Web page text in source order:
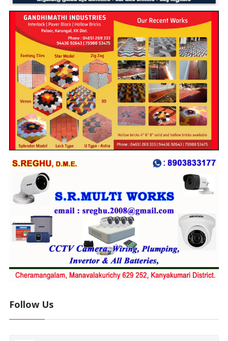
Follow Us